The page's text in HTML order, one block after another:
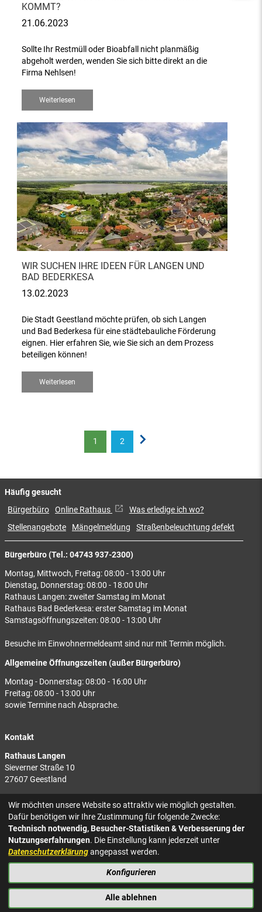
KOMMT?
21.06.2023
Sollte Ihr Restmüll oder Bioabfall nicht planmäßig
abgeholt werden, wenden Sie sich bitte direkt an die
Firma Nehlsen!
Weiterlesen
WIR SUCHEN IHRE IDEEN FÜR LANGEN UND
BAD BEDERKESA
13.02.2023
Die Stadt Geestland möchte prüfen, ob sich Langen
und Bad Bederkesa für eine städtebauliche Förderung
eignen. Hier erfahren Sie, wie Sie sich an dem Prozess
beteiligen können!
Weiterlesen
1 2
Bürgerbüro (Tel.: 04743 937-2300)
Montag, Mittwoch, Freitag: 08:00 - 13:00 Uhr
Dienstag, Donnerstag: 08:00 - 18:00 Uhr
Rathaus Langen: zweiter Samstag im Monat
Rathaus Bad Bederkesa: erster Samstag im Monat
Samstagsöffnungszeiten: 08:00 - 13:00 Uhr
Besuche im Einwohnermeldeamt sind nur mit Termin möglich.
Allgemeine Öffnungszeiten (außer Bürgerbüro)
Montag - Donnerstag: 08:00 - 16:00 Uhr
Freitag: 08:00 - 13:00 Uhr
sowie Termine nach Absprache.
Kontakt
Rathaus Langen
Sieverner Straße 10
27607 Geestland
Rathaus Bad Bederkesa
Am Markt 8
27624 Geestland
Tel.: 04743 937-2300
Häufig gesucht
Bürgerbüro Online Rathaus
Was erledige ich wo?
Stellenangebote
Mängelmeldung Straßenbeleuchtung defekt
KONTAKT
IMPRESSUM
NACH OBEN
Wir möchten unsere Website so attraktiv wie möglich gestalten.
Dafür benötigen wir Ihre Zustimmung für folgende Zwecke:
Technisch notwendig, Besucher-Statistiken & Verbesserung der
Nutzungserfahrungen. Die Einstellung kann jederzeit unter
Datenschutzerklärungangepasst werden.
Konfigurieren
Alle ablehnen